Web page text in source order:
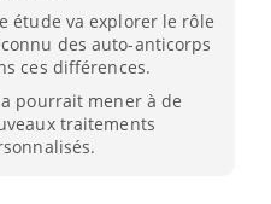
étude va explorer le rôle
des auto-anticorps
ces différences.
pourrait mener à de
traitements